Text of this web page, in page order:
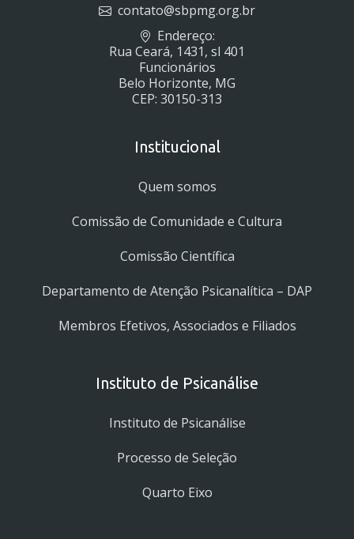
contato@sbpmg.org.br
Endereço:
Rua Ceará, 1431, sl 401
Funcionários
Belo Horizonte, MG
CEP: 30150-313
Institucional
Quem somos
Comissão de Comunidade e Cultura
Comissão Científica
Departamento de Atenção Psicanalítica – DAP
Membros Efetivos, Associados e Filiados
Instituto de Psicanálise
Instituto de Psicanálise
Processo de Seleção
Quarto Eixo